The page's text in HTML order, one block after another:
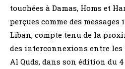
touchées à Damas, Homs et
perçues comme des
Liban, compte tenu de la
des interconnexions entre les
Al Quds, dans son édition du